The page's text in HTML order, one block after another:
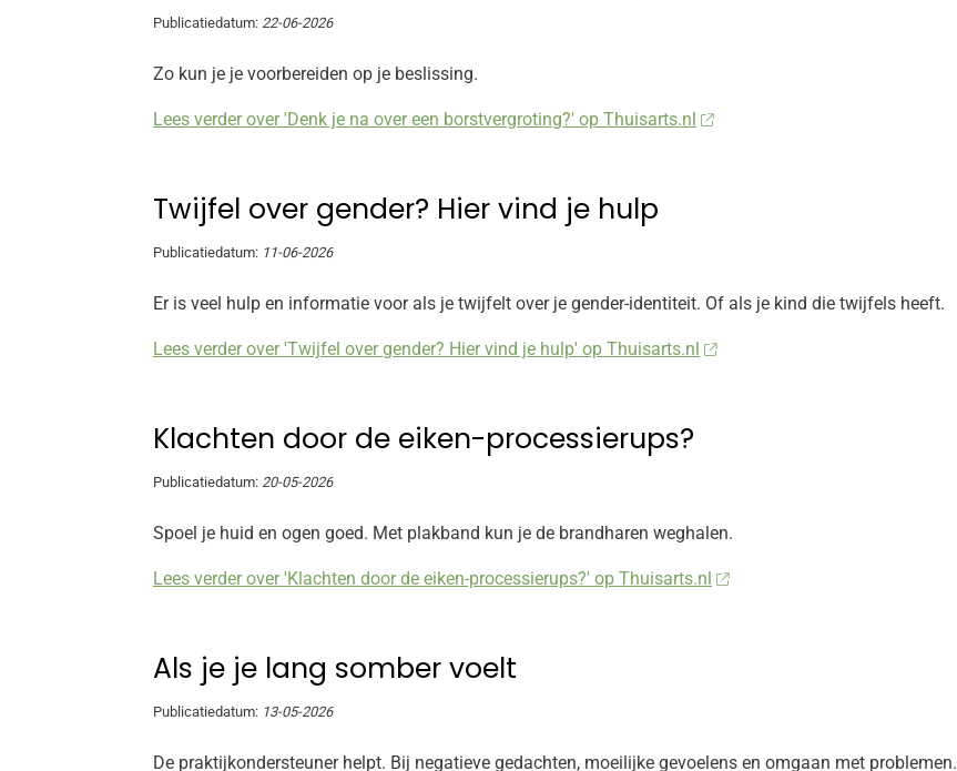
Publicatiedatum: 22-06-2026
Zo kun je je voorbereiden op je beslissing.
Lees verder over 'Denk je na over een borstvergroting?' op Thuisarts.nl
Twijfel over gender? Hier vind je hulp
Publicatiedatum: 11-06-2026
Er is veel hulp en informatie voor als je twijfelt over je gender-identiteit. Of als je kind die twijfels heeft.
Lees verder over 'Twijfel over gender? Hier vind je hulp' op Thuisarts.nl
Klachten door de eiken-processierups?
Publicatiedatum: 20-05-2026
Spoel je huid en ogen goed. Met plakband kun je de brandharen weghalen.
Lees verder over 'Klachten door de eiken-processierups?' op Thuisarts.nl
Als je je lang somber voelt
Publicatiedatum: 13-05-2026
De praktijkondersteuner helpt. Bij negatieve gedachten, moeilijke gevoelens en omgaan met problemen.